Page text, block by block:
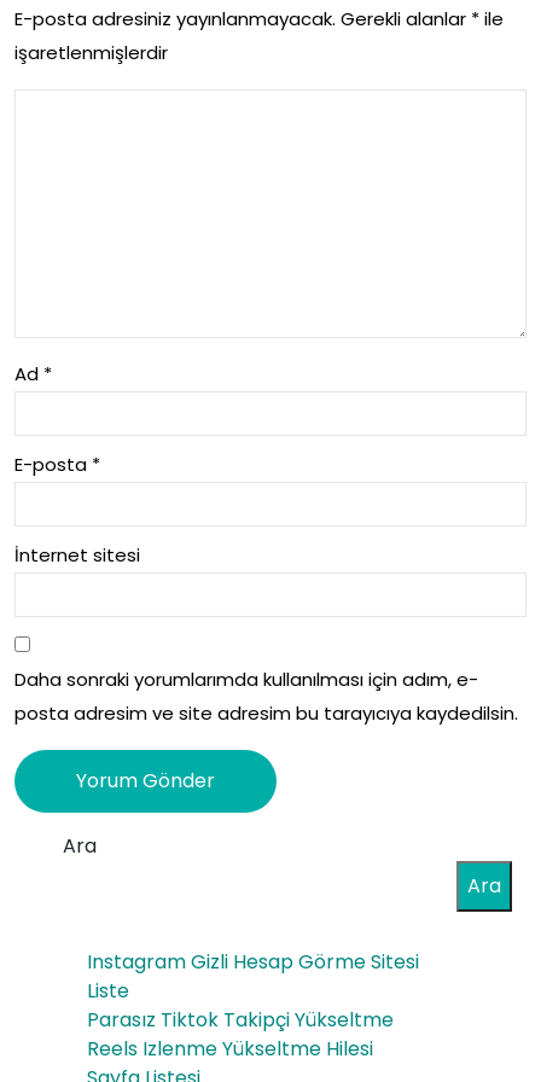
ur
Dez
E-posta adresiniz yayınlanmayacak. Gerekli alanlar *ile
işaretlenmişlerdir
Ad *
E-posta *
İnternet sitesi
Daha sonraki yorumlarımda kullanılması için adım, e-
posta adresim ve site adresim bu tarayıcıya kaydedilsin.
Ara
Ara
Instagram Gizli Hesap Görme Sitesi
Liste
Parasız Tiktok Takipçi Yükseltme
Reels Izlenme Yükseltme Hilesi